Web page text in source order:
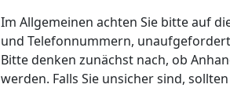
Im Allgemeinen achten Sie bitte auf
und Telefonnummern,
Bitte denken zunächst nach, ob
werden. Falls Sie unsicher sind,